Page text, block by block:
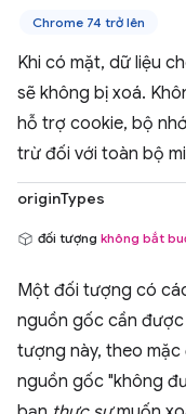
Chrome 74 trở lên
Khi có mặt, dữ liệu
sẽ không bị xoá.
hỗ trợ cookie, bộ
trừ đối với toàn bộ
originTypes
đối tượng không bắt
Một đối tượng có
nguồn gốc cần được
tượng này, theo
nguồn gốc "không